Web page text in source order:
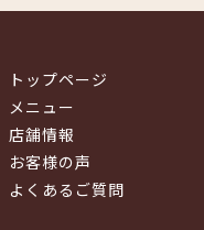
トップページ
メニュー
店舗情報
お客様の声
よくあるご質問